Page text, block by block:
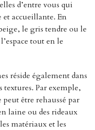
d’entre vous qui
et accueillante. En
le gris tendre ou le
tout en le
réside également dans
textures. Par exemple,
être rehaussé par
laine ou des rideaux
matériaux et les